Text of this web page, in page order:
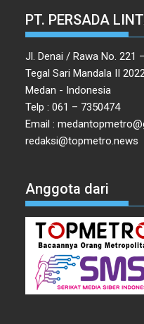
PT. PERSADA
Jl. Denai / Rawa No. 221
Tegal Sari Mandala II
Medan - Indonesia
Telp : 061 – 7350474
Email :
redaksi@topmetro.news
Anggota dari